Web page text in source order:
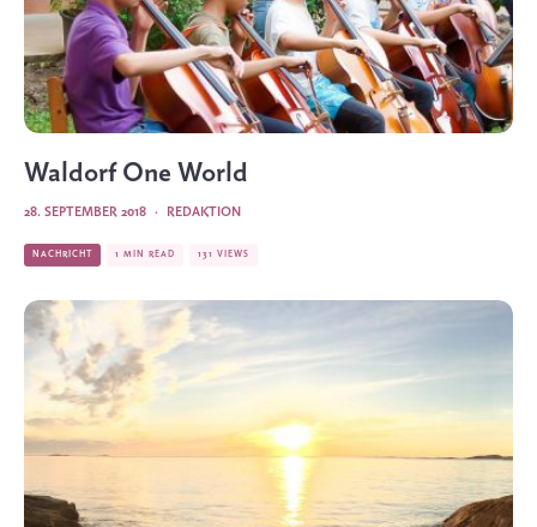
Waldorf One World
REDAKTION
·
28. SEPTEMBER 2018
NACHRICHT 1 MIN READ 131 VIEWS